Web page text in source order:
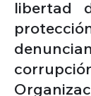
libertad